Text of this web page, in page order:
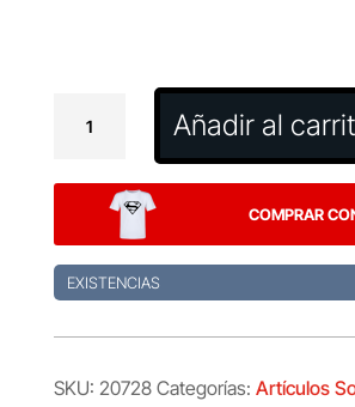
Stroud
Añadir al
COMPRAR
EXISTENCIAS
SKU: 20728 Categorías: Artículos